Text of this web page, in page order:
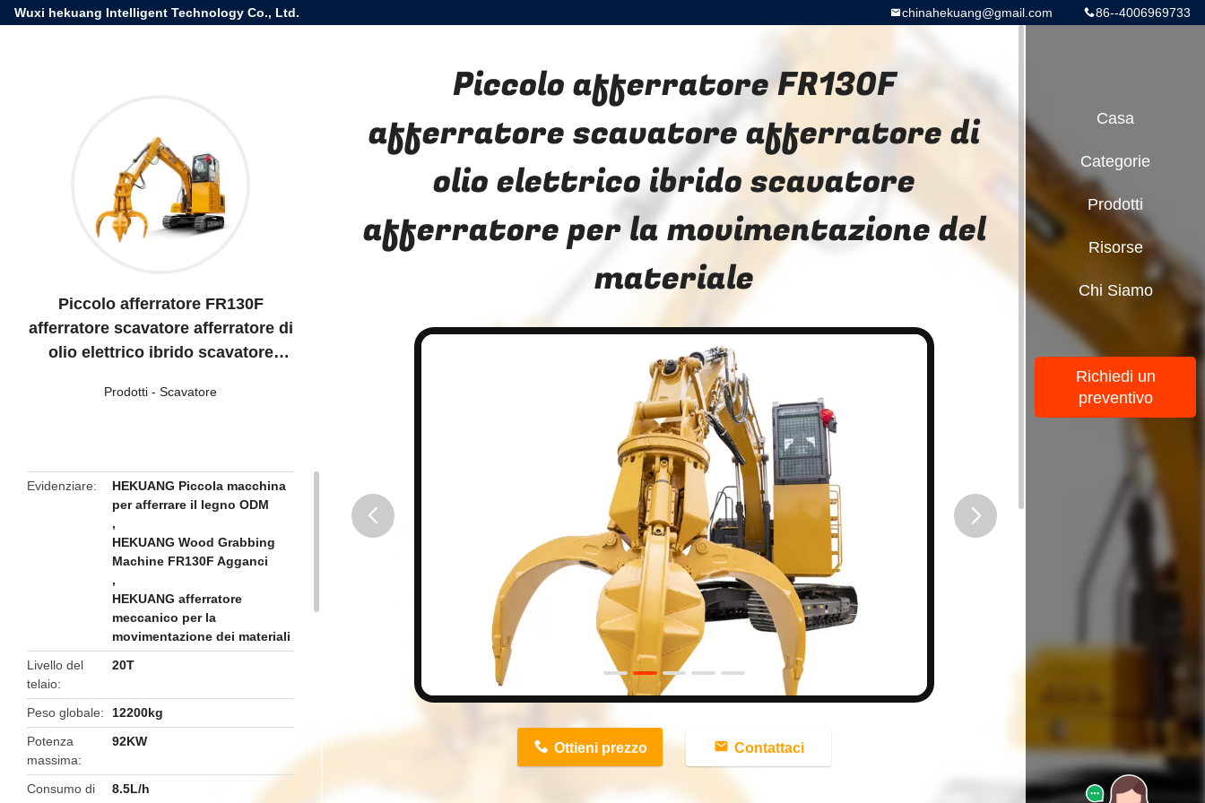
Wuxi hekuang Intelligent Technology Co., Ltd. 86--4006969733
chinahekuang@gmail.com
Piccolo afferratore FR130F
afferratore scavatore afferratore di
olio elettrico ibrido scavatore
del materiale
Prodotti - Scavatore
Evidenziare
HEKUANG Piccola macchina
per afferrare il legno ODM
,
HEKUANG Wood Grabbing
Machine FR130F Agganci
,
HEKUANG afferratore
meccanico per la
movimentazione dei materiali
Livello del
telaio
20T
Peso globale
12200kg
Potenza
massima
92KW
Consumo di
8.5L/h
Piccolo afferratore FR130F
afferratore scavatore afferratore di
olio elettrico ibrido scavatore
afferratore per la movimentazione del
materiale
Ottieni prezzo Contattaci
Casa
Categorie
Prodotti
Risorse
Chi Siamo
Richiedi un
preventivo